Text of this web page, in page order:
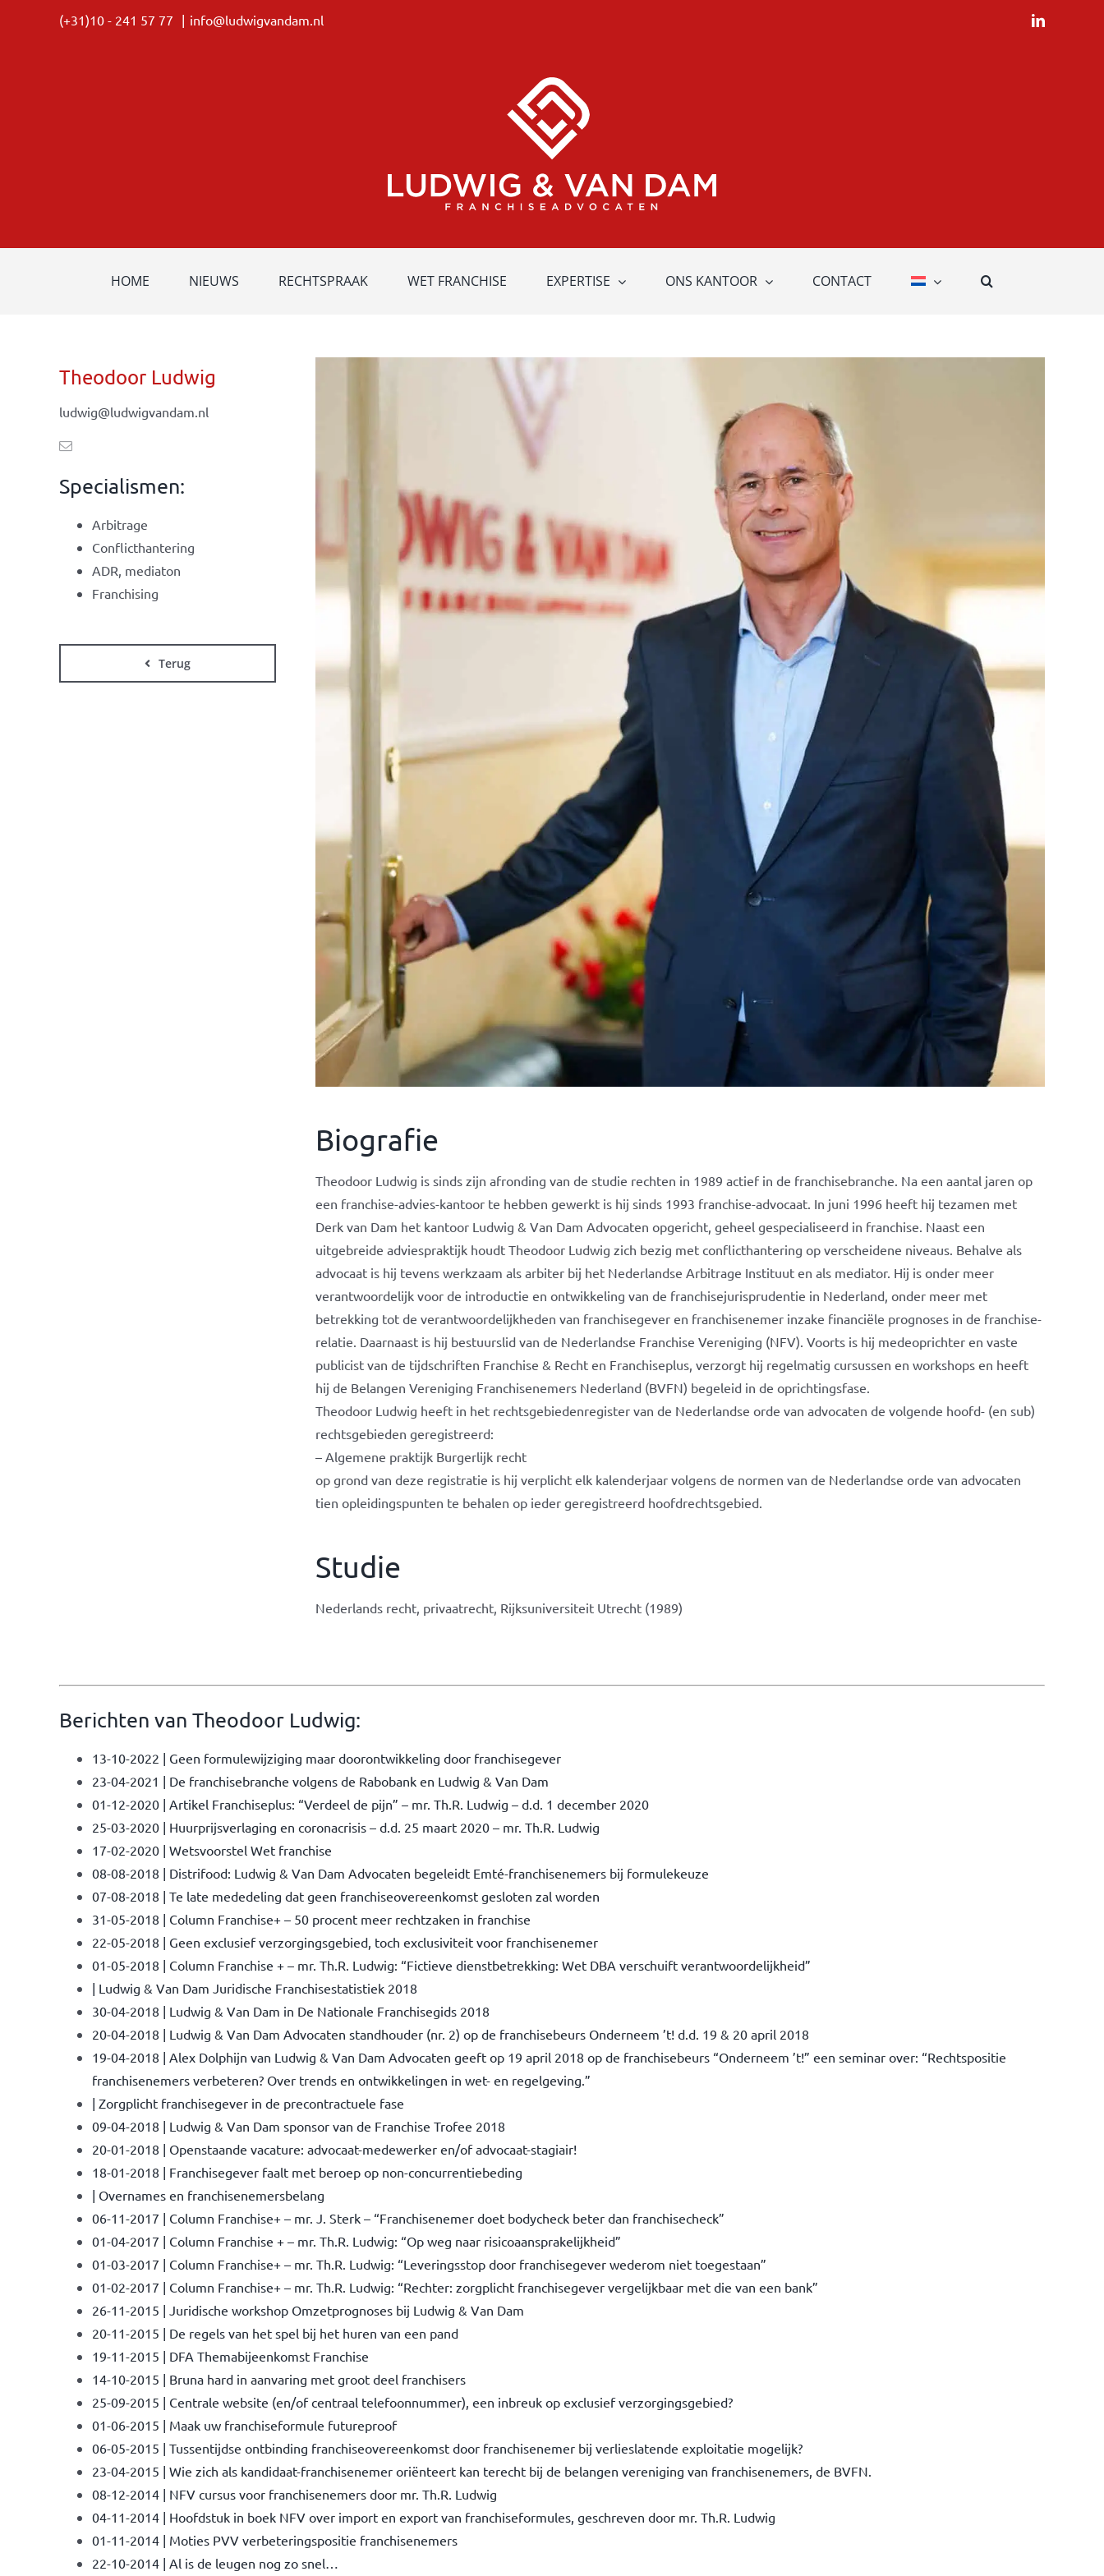
(+31)10 - 241 57 77 | info@ludwigvandam.nl LinkedIn
HOME NIEUWS RECHTSPRAAK WET FRANCHISE EXPERTISE ONS KANTOOR CONTACT
Theodoor Ludwig
ludwig@ludwigvandam.nl
Specialismen:
Arbitrage
Conflicthantering
ADR, mediaton
Franchising
Terug
Biografie
Theodoor Ludwig is sinds zijn afronding van de studie rechten in 1989 actief in de franchisebranche. Na een aantal jaren op
een franchise-advies-kantoor te hebben gewerkt is hij sinds 1993 franchise-advocaat. In juni 1996 heeft hij tezamen met
Derk van Dam het kantoor Ludwig & Van Dam Advocaten opgericht, geheel gespecialiseerd in franchise. Naast een
uitgebreide adviespraktijk houdt Theodoor Ludwig zich bezig met conflicthantering op verscheidene niveaus. Behalve als
advocaat is hij tevens werkzaam als arbiter bij het Nederlandse Arbitrage Instituut en als mediator. Hij is onder meer
verantwoordelijk voor de introductie en ontwikkeling van de franchisejurisprudentie in Nederland, onder meer met
betrekking tot de verantwoordelijkheden van franchisegever en franchisenemer inzake financiële prognoses in de franchise-
relatie. Daarnaast is hij bestuurslid van de Nederlandse Franchise Vereniging (NFV). Voorts is hij medeoprichter en vaste
publicist van de tijdschriften Franchise & Recht en Franchiseplus, verzorgt hij regelmatig cursussen en workshops en heeft
hij de Belangen Vereniging Franchisenemers Nederland (BVFN) begeleid in de oprichtingsfase.
Theodoor Ludwig heeft in het rechtsgebiedenregister van de Nederlandse orde van advocaten de volgende hoofd- (en sub)
rechtsgebieden geregistreerd:
– Algemene praktijk Burgerlijk recht
op grond van deze registratie is hij verplicht elk kalenderjaar volgens de normen van de Nederlandse orde van advocaten
tien opleidingspunten te behalen op ieder geregistreerd hoofdrechtsgebied.
Studie
Nederlands recht, privaatrecht, Rijksuniversiteit Utrecht (1989)
Berichten van Theodoor Ludwig:
13-10-2022 | Geen formulewijziging maar doorontwikkeling door franchisegever
23-04-2021 | De franchisebranche volgens de Rabobank en Ludwig & Van Dam
01-12-2020 | Artikel Franchiseplus: “Verdeel de pijn” – mr. Th.R. Ludwig – d.d. 1 december 2020
25-03-2020 | Huurprijsverlaging en coronacrisis – d.d. 25 maart 2020 – mr. Th.R. Ludwig
17-02-2020 | Wetsvoorstel Wet franchise
08-08-2018 | Distrifood: Ludwig & Van Dam Advocaten begeleidt Emté-franchisenemers bij formulekeuze
07-08-2018 | Te late mededeling dat geen franchiseovereenkomst gesloten zal worden
31-05-2018 | Column Franchise+ – 50 procent meer rechtzaken in franchise
22-05-2018 | Geen exclusief verzorgingsgebied, toch exclusiviteit voor franchisenemer
01-05-2018 | Column Franchise + – mr. Th.R. Ludwig: “Fictieve dienstbetrekking: Wet DBA verschuift verantwoordelijkheid”
| Ludwig & Van Dam Juridische Franchisestatistiek 2018
30-04-2018 | Ludwig & Van Dam in De Nationale Franchisegids 2018
20-04-2018 | Ludwig & Van Dam Advocaten standhouder (nr. 2) op de franchisebeurs Onderneem ’t! d.d. 19 & 20 april 2018
19-04-2018 | Alex Dolphijn van Ludwig & Van Dam Advocaten geeft op 19 april 2018 op de franchisebeurs “Onderneem ’t!” een seminar over: “Rechtspositie
franchisenemers verbeteren? Over trends en ontwikkelingen in wet- en regelgeving.”
| Zorgplicht franchisegever in de precontractuele fase
09-04-2018 | Ludwig & Van Dam sponsor van de Franchise Trofee 2018
20-01-2018 | Openstaande vacature: advocaat-medewerker en/of advocaat-stagiair!
18-01-2018 | Franchisegever faalt met beroep op non-concurrentiebeding
| Overnames en franchisenemersbelang
06-11-2017 | Column Franchise+ – mr. J. Sterk – “Franchisenemer doet bodycheck beter dan franchisecheck”
01-04-2017 | Column Franchise + – mr. Th.R. Ludwig: “Op weg naar risicoaansprakelijkheid”
01-03-2017 | Column Franchise+ – mr. Th.R. Ludwig: “Leveringsstop door franchisegever wederom niet toegestaan”
01-02-2017 | Column Franchise+ – mr. Th.R. Ludwig: “Rechter: zorgplicht franchisegever vergelijkbaar met die van een bank”
26-11-2015 | Juridische workshop Omzetprognoses bij Ludwig & Van Dam
20-11-2015 | De regels van het spel bij het huren van een pand
19-11-2015 | DFA Themabijeenkomst Franchise
14-10-2015 | Bruna hard in aanvaring met groot deel franchisers
25-09-2015 | Centrale website (en/of centraal telefoonnummer), een inbreuk op exclusief verzorgingsgebied?
01-06-2015 | Maak uw franchiseformule futureproof
06-05-2015 | Tussentijdse ontbinding franchiseovereenkomst door franchisenemer bij verlieslatende exploitatie mogelijk?
23-04-2015 | Wie zich als kandidaat-franchisenemer oriënteert kan terecht bij de belangen vereniging van franchisenemers, de BVFN.
08-12-2014 | NFV cursus voor franchisenemers door mr. Th.R. Ludwig
04-11-2014 | Hoofdstuk in boek NFV over import en export van franchiseformules, geschreven door mr. Th.R. Ludwig
01-11-2014 | Moties PVV verbeteringspositie franchisenemers
22-10-2014 | Al is de leugen nog zo snel…